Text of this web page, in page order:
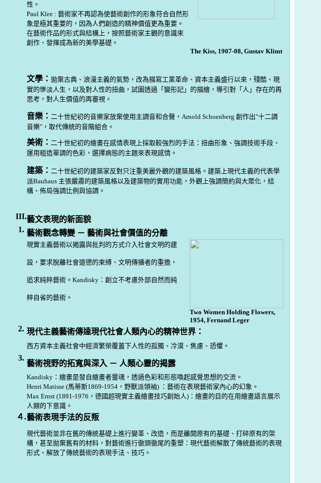
性。
Paul Klee : 藝術家不再認為使藝術創作的形象符合自然形
象是極其重要的，因為人們創造的精神價值更為重要。
在藝術作品的形式與結構上，按照藝術家主觀的意識來
創作、發揮成為新的美學基礎。
The Kiss, 1907-08, Gustav Klimt
文學： 拋棄古典、浪漫主義的氣勢，改為描寫工業革命、資本主義盛行以來，殘酷、現
實的慘淡人生，以及對人性的扭曲，試圖透過「變形記」的描繪，導引對「人」存在的再
思考，對人生價值的再審視。
音樂： 二十世紀初的音樂家放棄使用主調音和合聲，Arnold Schoenberg 創作出"十二調
音樂"，取代傳統的音階組合。
美術： 二十世紀初的繪畫在感情表現上採取較強烈的手法：扭曲形象、強調技術手段、
運用粗造單調的色彩，選擇病態的主題來表現感情。
建築： 二十世紀初的建築家反對只注重美麗外觀的建築風格。建築上現代主義的代表學
派Bauhaus 主張嚴肅的建築風格以及建築物的實用功能，外觀上強調簡約與大眾化，結
構、佈局強調比例與協調。
III.藝文表現的新面貌
1. 藝術觀念轉變 － 藝術與社會價值的分離
現實主義藝術以揭露與批判的方式介入社會文明的建
設，要求脫離社會道德的束縛、文明傳播者的重擔，
追求純粹藝術。Kandisky：創立不考慮外部自然而純
粹自省的藝術。
Two Women Holding Flowers,
1954, Fernand Leger
2. 現代主義藝術傳達現代社會人類內心的精神世界：
西方資本主義社會中經濟繁榮覆蓋下人性的孤獨、冷漠、焦慮、恐懼。
3.
藝術視野的拓寬與深入 － 人類心靈的揭露
Kandisky：繪畫是發自繪畫者靈魂，透過色彩和形態喚起感覺思想的交流。
Henri Matisse (馬蒂斯1869-1954，野獸派領袖) ：藝術在表現藝術家內心的幻象。
Max Ernst (1891-1976，德國超現實主義繪畫技巧創始人)：繪畫的目的在用繪畫語言展示
人類的下意識。
４.藝術表現手法的反叛
現代藝術並非在舊的傳統基礎上進行變革、改造，而是離開原有的基礎、打碎原有的架
構，甚至拋棄舊有的材料，對藝術進行徹頭徹尾的重塑：現代藝術解散了傳統藝術的表現
形式、解放了傳統藝術的表現手法、技巧。